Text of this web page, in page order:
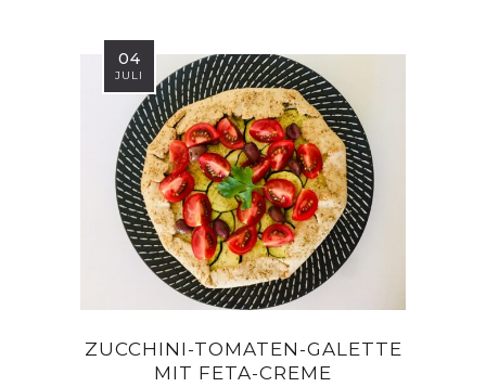
04
JULI
ZUCCHINI-TOMATEN-GALETTE
MIT FETA-CREME